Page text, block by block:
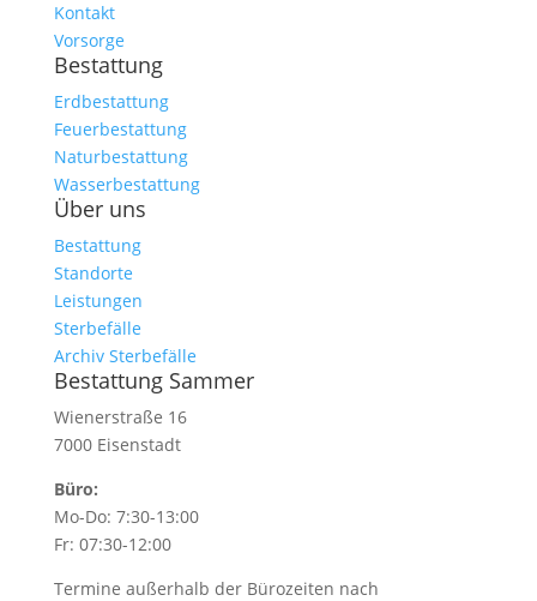
Kontakt
Vorsorge
Bestattung
Erdbestattung
Feuerbestattung
Naturbestattung
Wasserbestattung
Über uns
Bestattung
Standorte
Leistungen
Sterbefälle
Archiv Sterbefälle
Bestattung Sammer
Wienerstraße 16
7000 Eisenstadt
Büro:
Mo-Do: 7:30-13:00
Fr: 07:30-12:00
Termine außerhalb der Bürozeiten nach